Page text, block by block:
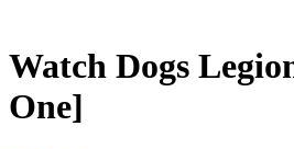
Watch Dogs
One]